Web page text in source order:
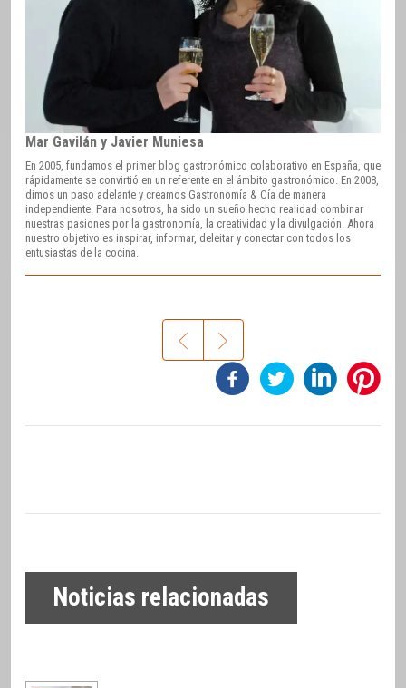
Mar Gavilán y Javier Muniesa
En 2005, fundamos el primer blog gastronómico colaborativo en España, que
rápidamente se convirtió en un referente en el ámbito gastronómico. En 2008,
dimos un paso adelante y creamos Gastronomía & Cía de manera
independiente. Para nosotros, ha sido un sueño hecho realidad combinar
nuestras pasiones por la gastronomía, la creatividad y la divulgación. Ahora
nuestro objetivo es inspirar, informar, deleitar y conectar con todos los
entusiastas de la cocina.
Noticias relacionadas